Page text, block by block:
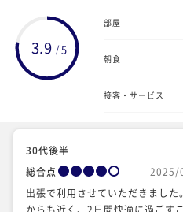
3.9 /5
部屋
朝食
接客・サービス
30代後半
総合点
2025/
出張で利用させていただきました。
からも近く、2日間快適に過ごす